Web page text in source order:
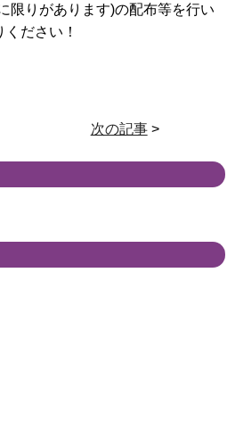
限りがあります)の配布等を行い
ださい！
次の記事 >